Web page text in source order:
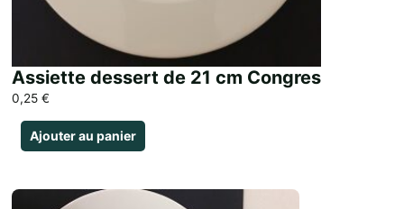
Assiette dessert de 21 cm Congres
0,25 €
Ajouter au panier